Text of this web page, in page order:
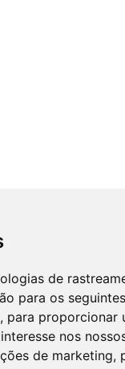
de
para os
, para proporcionar
nos
de marketing,